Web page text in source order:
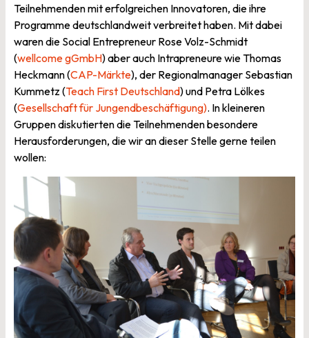
Teilnehmenden mit erfolgreichen Innovatoren, die ihre
Programme deutschlandweit verbreitet haben. Mit dabei
waren die Social Entrepreneur Rose Volz-Schmidt
(wellcome gGmbH) aber auch Intrapreneure wie Thomas
Heckmann (CAP-Märkte), der Regionalmanager Sebastian
Kummetz (Teach First Deutschland) und Petra Lölkes
(Gesellschaft für Jungendbeschäftigung). In kleineren
Gruppen diskutierten die Teilnehmenden besondere
Herausforderungen, die wir an dieser Stelle gerne teilen
wollen: